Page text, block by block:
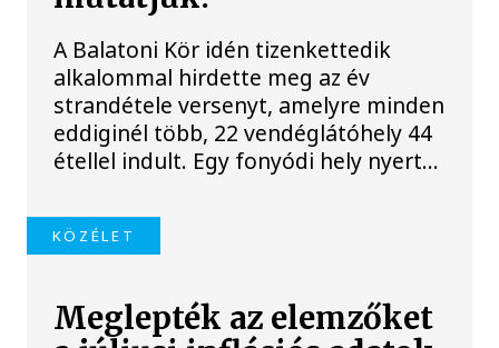
A Balatoni Kör idén tizenkettedik
alkalommal hirdette meg az év
strandétele versenyt, amelyre minden
eddiginél több, 22 vendéglátóhely 44
étellel indult. Egy fonyódi hely nyert...
KÖZÉLET
Meglepték az elemzőket